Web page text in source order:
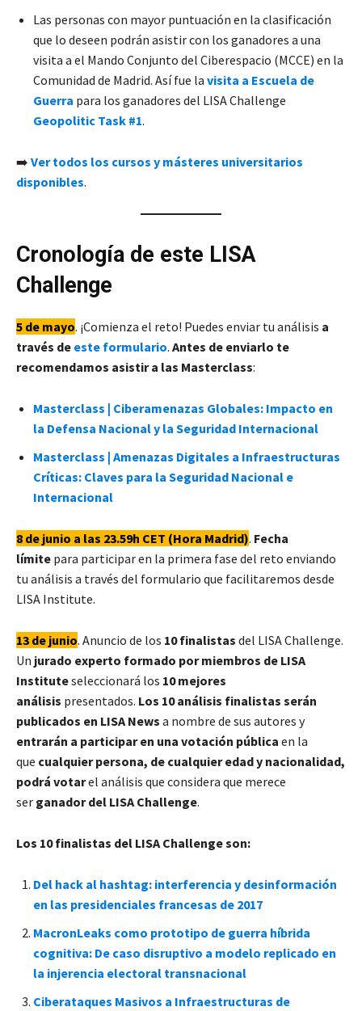
Las personas con mayor puntuación en la clasificación
que lo deseen podrán asistir con los ganadores a una
visita a el Mando Conjunto del Ciberespacio (MCCE) en la
Comunidad de Madrid. Así fue la visita a Escuela de
Guerra para los ganadores del LISA Challenge
Geopolitic Task #1.
➡️ Ver todos los cursos y másteres universitarios
disponibles.
Cronología de este LISA
Challenge
5 de mayo. ¡Comienza el reto! Puedes enviar tu análisis a
través de este formulario. Antes de enviarlo te
recomendamos asistir a las Masterclass:
Masterclass | Ciberamenazas Globales: Impacto en
la Defensa Nacional y la Seguridad Internacional
Masterclass | Amenazas Digitales a Infraestructuras
Críticas: Claves para la Seguridad Nacional e
Internacional
8 de junio a las 23.59h CET (Hora Madrid). Fecha
límite para participar en la primera fase del reto enviando
tu análisis a través del formulario que facilitaremos desde
LISA Institute.
13 de junio. Anuncio de los 10 finalistas del LISA Challenge.
Un jurado experto formado por miembros de LISA
Instituteseleccionará los 10 mejores
análisis presentados. Los 10 análisis finalistas serán
publicados en LISA News a nombre de sus autores y
entrarán a participar en una votación pública en la
que cualquier persona, de cualquier edad y nacionalidad,
podrá votarel análisis que considera que merece
ser ganador del LISA Challenge.
Los 10 finalistas del LISA Challenge son:
Del hack al hashtag: interferencia y desinformación
en las presidenciales francesas de 2017
MacronLeaks como prototipo de guerra híbrida
cognitiva: De caso disruptivo a modelo replicado en
la injerencia electoral transnacional
Ciberataques Masivos a Infraestructuras de